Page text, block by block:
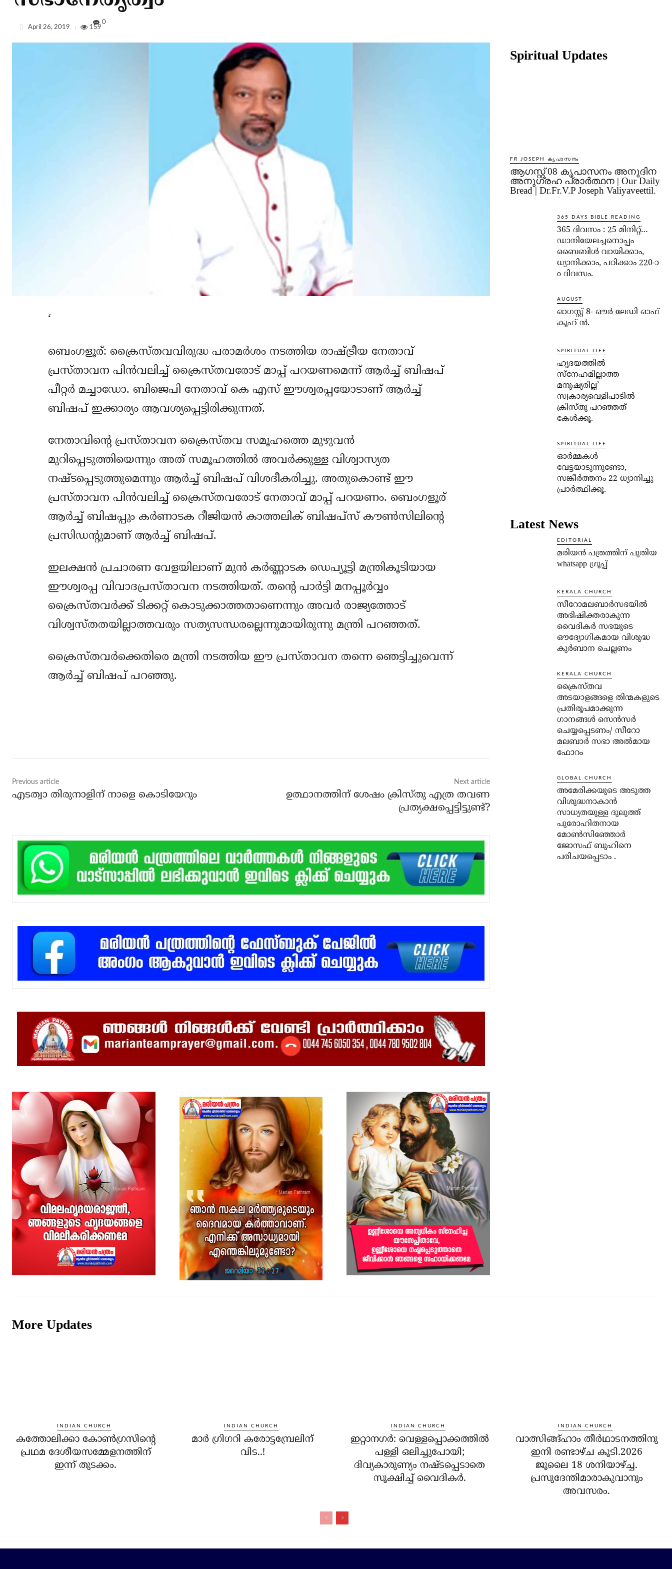
April 26, 2019 159
0
‘
ബെംഗളൂര്: ക്രൈസ്തവവിരുദ്ധ പരാമര്‍ശം നടത്തിയ രാഷ്ട്രീയ നേതാവ്
പ്രസ്താവന പിന്‍വലിച്ച് ക്രൈസ്തവരോട് മാപ്പ് പറയണമെന്ന് ആര്‍ച്ച് ബിഷപ്
പീറ്റര്‍ മച്ചാഡോ. ബിജെപി നേതാവ് കെ എസ് ഈശ്വരപ്പയോടാണ് ആര്‍ച്ച്
ബിഷപ് ഇക്കാര്യം ആവശ്യപ്പെട്ടിരിക്കുന്നത്.
നേതാവിന്റെ പ്രസ്താവന ക്രൈസ്തവ സമൂഹത്തെ മുഴുവന്‍
മുറിപ്പെടുത്തിയെന്നും അത് സമൂഹത്തില്‍ അവര്‍ക്കുള്ള വിശ്വാസ്യത
നഷ്ടപ്പെടുത്തുമെന്നും ആര്‍ച്ച് ബിഷപ് വിശദീകരിച്ചു. അതുകൊണ്ട് ഈ
പ്രസ്താവന പിന്‍വലിച്ച് ക്രൈസ്തവരോട് നേതാവ് മാപ്പ് പറയണം. ബെംഗളൂര്
ആര്‍ച്ച് ബിഷപ്പും കര്‍ണാടക റീജിയന്‍ കാത്തലിക് ബിഷപ്‌സ് കൗണ്‍സിലിന്റെ
പ്രസിഡന്റുമാണ് ആര്‍ച്ച് ബിഷപ്.
ഇലക്ഷന്‍ പ്രചാരണ വേളയിലാണ് മുന്‍ കര്‍ണ്ണാടക ഡെപ്യൂട്ടി മന്ത്രികൂടിയായ
ഈശ്വരപ്പ വിവാദപ്രസ്താവന നടത്തിയത്. തന്റെ പാര്‍ട്ടി മനപ്പൂര്‍വ്വം
ക്രൈസ്തവര്‍ക്ക് ടിക്കറ്റ് കൊടുക്കാത്തതാണെന്നും അവര്‍ രാജ്യത്തോട്
വിശ്വസ്തതയില്ലാത്തവരും സത്യസന്ധരല്ലെന്നുമായിരുന്നു മന്ത്രി പറഞ്ഞത്.
ക്രൈസ്തവര്‍ക്കെതിരെ മന്ത്രി നടത്തിയ ഈ പ്രസ്താവന തന്നെ ഞെട്ടിച്ചുവെന്ന്
ആര്‍ച്ച് ബിഷപ് പറഞ്ഞു.
Previous article
എടത്വാ തിരുനാളിന് നാളെ കൊടിയേറും
Next article
ഉത്ഥാനത്തിന് ശേഷം ക്രിസ്തു എത്ര തവണ
പ്രത്യക്ഷപ്പെട്ടിട്ടുണ്ട്?
Spiritual Updates
FR JOSEPH കൃപാസനം
ആഗസ്റ്റ് 08 കൃപാസനം അനുദിന
അനുഗ്രഹ പ്രാർത്ഥന | Our Daily
Bread | Dr.Fr.V.P Joseph Valiyaveettil.
365 DAYS BIBLE READING
365 ദിവസം : 25 മിനിറ്റ്…
ഡാനിയേലച്ചനൊപ്പം
ബൈബിൾ വായിക്കാം,
ധ്യാനിക്കാം, പഠിക്കാം 220-ാ
o ദിവസം.
AUGUST
ഓഗസ്റ്റ് 8- ഔര്‍ ലേഡി ഓഫ്
കൂഹ് ന്‍.
SPIRITUAL LIFE
ഹൃദയത്തില്‍
സ്‌നേഹമില്ലാത്ത
മനുഷ്യരില്ല’
സ്വകാര്യവെളിപാടില്‍
ക്രിസ്തു പറഞ്ഞത്
കേള്‍ക്കൂ.
SPIRITUAL LIFE
ഓര്‍മ്മകള്‍
വേട്ടയാടുന്നുണ്ടോ,
സങ്കീര്‍ത്തനം 22 ധ്യാനിച്ചു
പ്രാര്‍ത്ഥിക്കൂ.
Latest News
EDITORIAL
മരിയൻ പത്രത്തിന് പുതിയ
whatsapp ഗ്രൂപ്പ്
KERALA CHURCH
സീറോമലബാർസഭയിൽ
അഭിഷിക്തരാകുന്ന
വൈദികർ സഭയുടെ
ഔദ്യോഗികമായ വിശുദ്ധ
കുർബാന ചെല്ലണം
KERALA CHURCH
ക്രൈസ്തവ
അടയാളങ്ങളെ തിന്മകളുടെ
പ്രതിരൂപമാക്കുന്ന
ഗാനങ്ങൾ സെൻസർ
ചെയ്യപ്പെടണം/ സീറോ
മലബാർ സഭാ അൽമായ
ഫോറം
GLOBAL CHURCH
അമേരിക്കയുടെ അടുത്ത
വിശുദ്ധനാകാൻ
സാധ്യതയുള്ള ദുലുത്ത്
പുരോഹിതനായ
മോൺസിഞ്ഞോർ
ജോസഫ് ബുഹിനെ
പരിചയപ്പെടാം .
More Updates
INDIAN CHURCH
കത്തോലിക്കാ കോണ്‍ഗ്രസിന്റെ
പ്രഥമ ദേശീയസമ്മേളനത്തിന്
ഇന്ന് തുടക്കം.
INDIAN CHURCH
മാര്‍ ഗ്രിഗറി കരോട്ടമ്പ്രേലിന്
വിട..!
INDIAN CHURCH
ഇറ്റാനഗര്‍: വെള്ളപ്പൊക്കത്തില്‍
പള്ളി ഒലിച്ചുപോയി;
ദിവ്യകാരുണ്യം നഷ്ടപ്പെടാതെ
സൂക്ഷിച്ച് വൈദികര്‍.
INDIAN CHURCH
വാത്സിങ്ങ്ഹാം തീർഥാടനത്തിനു
ഇനി രണ്ടാഴ്ച കൂടി.2026
ജൂലൈ 18 ശനിയാഴ്ച്ച.
പ്രസുദേന്തിമാരാകുവാനും
അവസരം.